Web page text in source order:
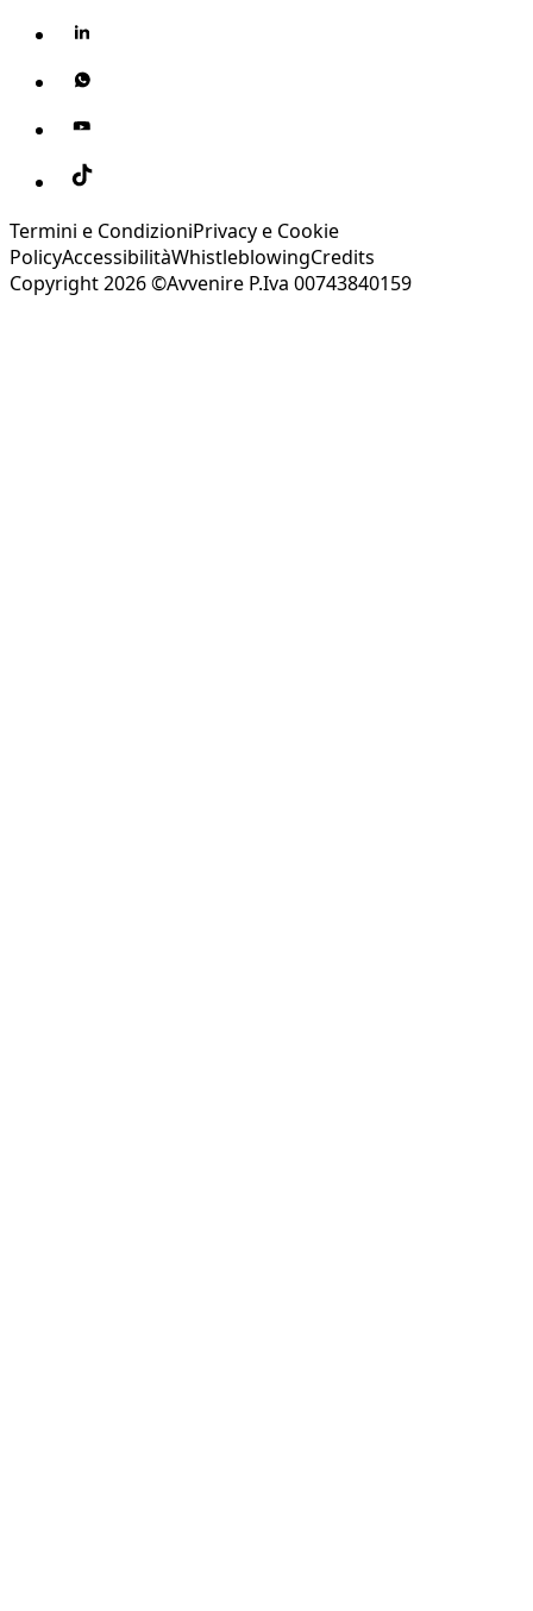
Termini e CondizioniPrivacy e Cookie
PolicyAccessibilitàWhistleblowingCredits
Copyright 2026 ©Avvenire P.Iva 00743840159